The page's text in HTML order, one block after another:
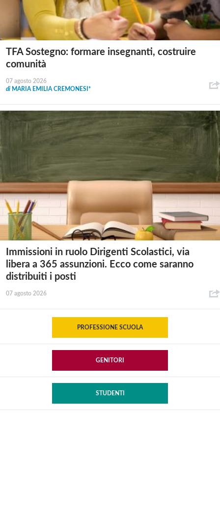
TFA Sostegno: formare insegnanti, costruire
comunità
07 agosto 2026
di MARIA EMILIA CREMONESI*
Immissioni in ruolo Dirigenti Scolastici, via
libera a 365 assunzioni. Ecco come saranno
distribuiti i posti
07 agosto 2026
PROFESSIONE SCUOLA
GENITORI
STUDENTI